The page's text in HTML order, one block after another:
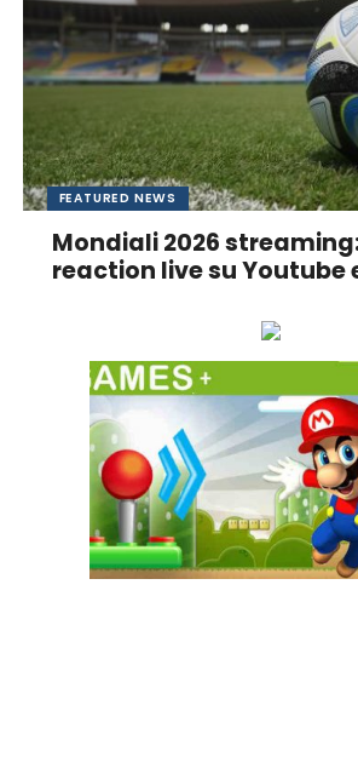
FEATURED NEWS
Mondiali 2026
reaction live su Youtube